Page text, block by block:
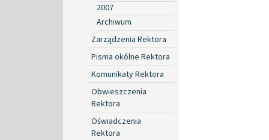
2007
Archiwum
Zarządzenia Rektora
Pisma okólne Rektora
Komunikaty Rektora
Obwieszczenia
Rektora
Oświadczenia
Rektora